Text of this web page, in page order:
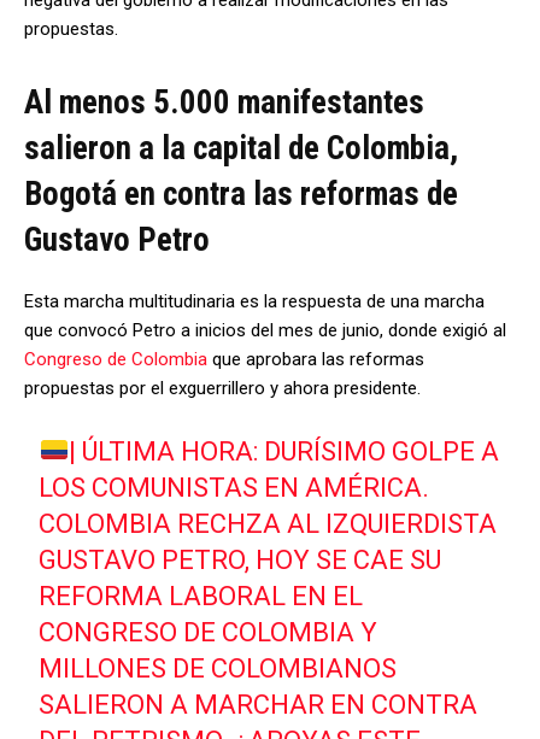
propuestas.
Al menos 5.000 manifestantes
salieron a la capital de Colombia,
Bogotá en contra las reformas de
Gustavo Petro
Esta marcha multitudinaria es la respuesta de una marcha
que convocó Petro a inicios del mes de junio, donde exigió al
Congreso de Colombia que aprobara las reformas
propuestas por el exguerrillero y ahora presidente.
| ÚLTIMA HORA: DURÍSIMO GOLPE A
LOS COMUNISTAS EN AMÉRICA.
COLOMBIA RECHZA AL IZQUIERDISTA
GUSTAVO PETRO, HOY SE CAE SU
REFORMA LABORAL EN EL
CONGRESO DE COLOMBIA Y
MILLONES DE COLOMBIANOS
SALIERON A MARCHAR EN CONTRA